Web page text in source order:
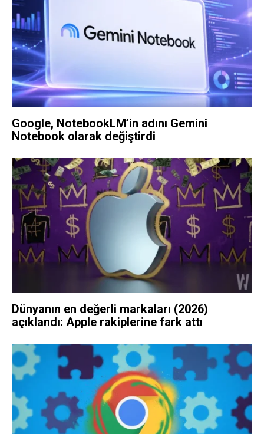
Google, NotebookLM’in adını Gemini
Notebook olarak değiştirdi
Dünyanın en değerli markaları (2026)
açıklandı: Apple rakiplerine fark attı